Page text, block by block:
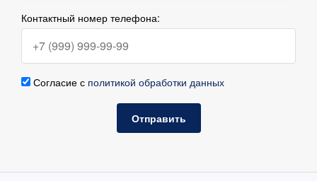
Контактный номер телефона:
Согласие с политикой обработки данных
Отправить